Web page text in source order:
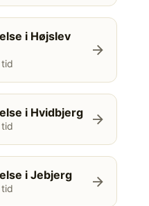
i Højslev
arrow_forward
i Hvidbjerg arrow_forward
i Jebjerg arrow_forward